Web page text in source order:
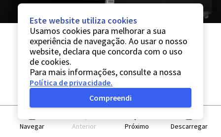
Navegar Anterior Próximo Descarregar
Este website utiliza cookies
Usamos cookies para melhorar a sua
experiência de navegação. Ao usar o nosso
website, declara que concorda com o uso
de cookies.
Para mais informações, consulte a nossa
Política de privacidade.
Compreendi